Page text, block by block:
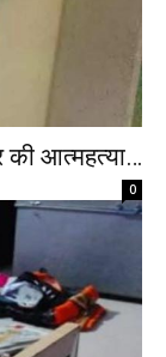
की आत्महत्या…
0